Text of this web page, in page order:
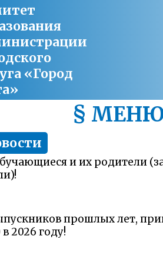
«Город
§
и их родители
прошлых лет,
2026 году!